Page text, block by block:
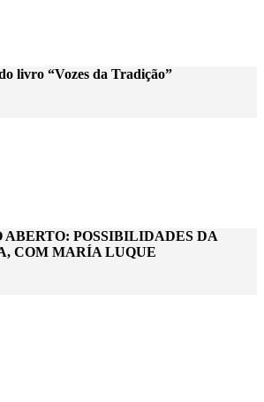
livro “Vozes da Tradição”
ABERTO: POSSIBILIDADES DA
COM MARÍA LUQUE